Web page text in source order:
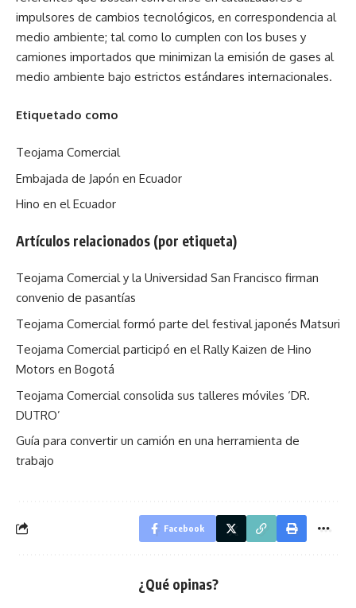
impulsores de cambios tecnológicos, en correspondencia al
medio ambiente; tal como lo cumplen con los buses y
camiones importados que minimizan la emisión de gases al
medio ambiente bajo estrictos estándares internacionales.
Etiquetado como
Teojama Comercial
Embajada de Japón en Ecuador
Hino en el Ecuador
Artículos relacionados (por etiqueta)
Teojama Comercial y la Universidad San Francisco firman
convenio de pasantías
Teojama Comercial formó parte del festival japonés Matsuri
Teojama Comercial participó en el Rally Kaizen de Hino
Motors en Bogotá
Teojama Comercial consolida sus talleres móviles ‘DR.
DUTRO’
Guía para convertir un camión en una herramienta de
trabajo
Facebook
¿Qué opinas?